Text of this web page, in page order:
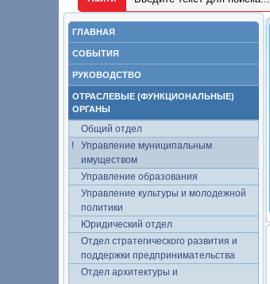
ГЛАВНАЯ
СОБЫТИЯ
РУКОВОДСТВО
ОТРАСЛЕВЫЕ (ФУНКЦИОНАЛЬНЫЕ)
ОРГАНЫ
Общий отдел
Управление муниципальным
имуществом
Управление образования
Управление культуры и молодежной
политики
Юридический отдел
Отдел стратегического развития и
поддержки предпринимательства
Отдел архитектуры и